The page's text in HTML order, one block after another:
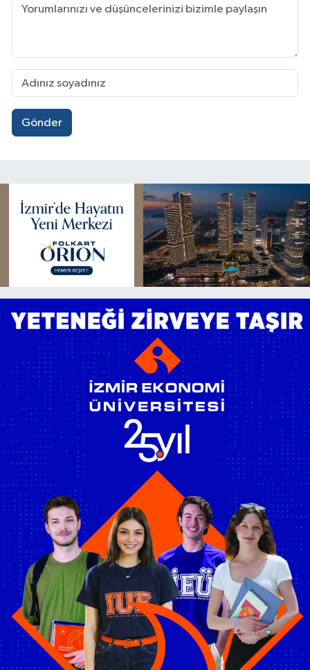
Gönder